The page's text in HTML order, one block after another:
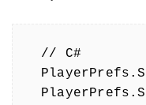
// C#